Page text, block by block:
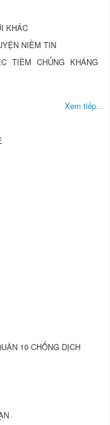
KHÁC
NIỀM TIN
TIÊM CHỦNG KHÁNG
Xem tiếp...
10 CHỐNG DỊCH